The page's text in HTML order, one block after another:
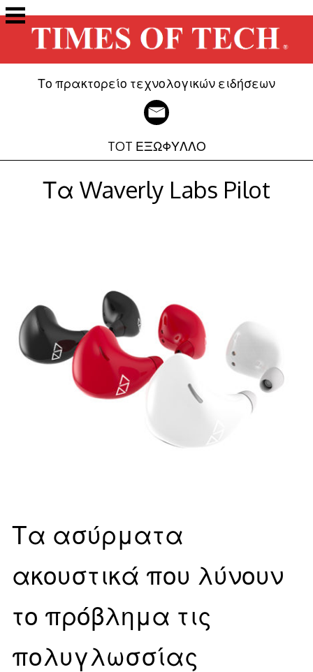
Μετάβαση
στο
περιεχόμενο
Το πρακτορείο τεχνολογικών ειδήσεων
TOT ΕΞΩΦΥΛΛΟ
Τα Waverly Labs Pilot
Τα ασύρματα
ακουστικά που λύνουν
το πρόβλημα τις
πολυγλωσσίας